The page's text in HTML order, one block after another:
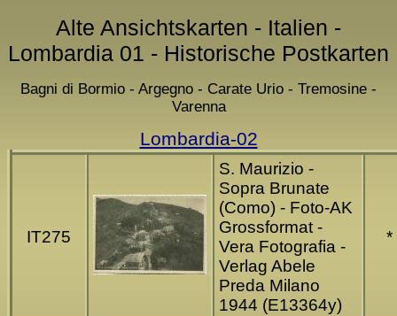
Alte Ansichtskarten - Italien -
Lombardia 01 - Historische Postkarten
Bagni di Bormio - Argegno - Carate Urio - Tremosine -
Varenna
Lombardia-02
IT275
S. Maurizio -
Sopra Brunate
(Como) - Foto-AK
Grossformat -
Vera Fotografia -
Verlag Abele
Preda Milano
1944 (E13364y)
*